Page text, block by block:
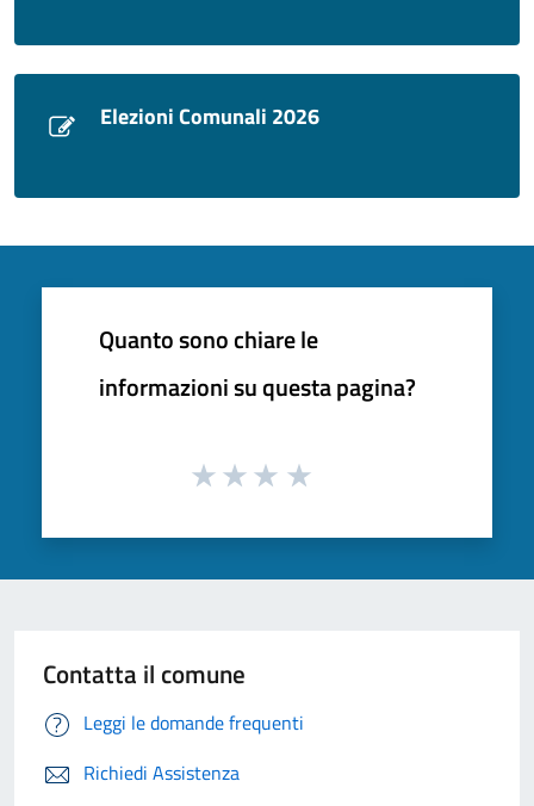
Elezioni Comunali 2026
Quanto sono chiare le
informazioni su questa pagina?
Contatta il comune
Leggi le domande frequenti
Richiedi Assistenza